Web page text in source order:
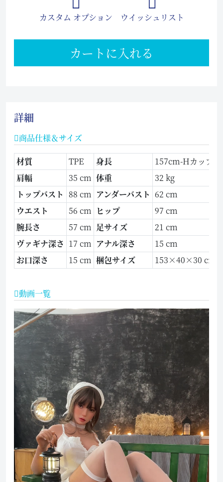
カスタム オプション ウイッシュリスト
カートに入れる
詳細
商品仕様＆サイズ
材質 TPE 身長
157cm-Hカップ
肩幅
35 cm 体重
32 kg
トップバスト 88 cm アンダーバスト 62 cm
ウエスト
56 cm ヒップ
97 cm
腕長さ
57 cm 足サイズ
21 cm
ヴァギナ深さ 17 cm アナル深さ
15 cm
お口深さ
15 cm 梱包サイズ 153×40×30 cm
動画一覧